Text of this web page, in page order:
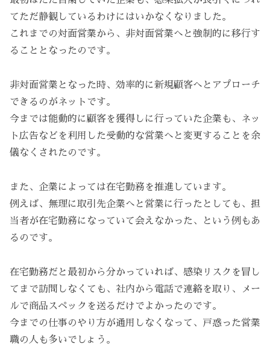
てただ静観しているわけにはいかなくなりました。
これまでの対面営業から、非対面営業へと強制的に移行す
ることとなったのです。
非対面営業となった時、効率的に新規顧客へとアプローチ
できるのがネットです。
今までは能動的に顧客を獲得しに行っていた企業も、ネッ
ト広告などを利用した受動的な営業へと変更することを余
儀なくされたのです。
また、企業によっては在宅勤務を推進しています。
例えば、無理に取引先企業へと営業に行ったとしても、担
当者が在宅勤務になっていて会えなかった、という例もあ
るのです。
在宅勤務だと最初から分かっていれば、感染リスクを冒し
てまで訪問しなくても、社内から電話で連絡を取り、メー
ルで商品スペックを送るだけでよかったのです。
今までの仕事のやり方が通用しなくなって、戸惑った営業
職の人も多いでしょう。